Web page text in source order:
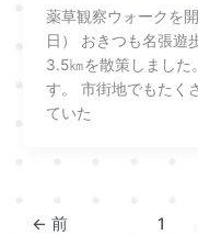
薬草観察ウォークを
日） おきつも名張遊
3.5㎞を散策しました
す。 市街地でもたく
ていた
← 前 1